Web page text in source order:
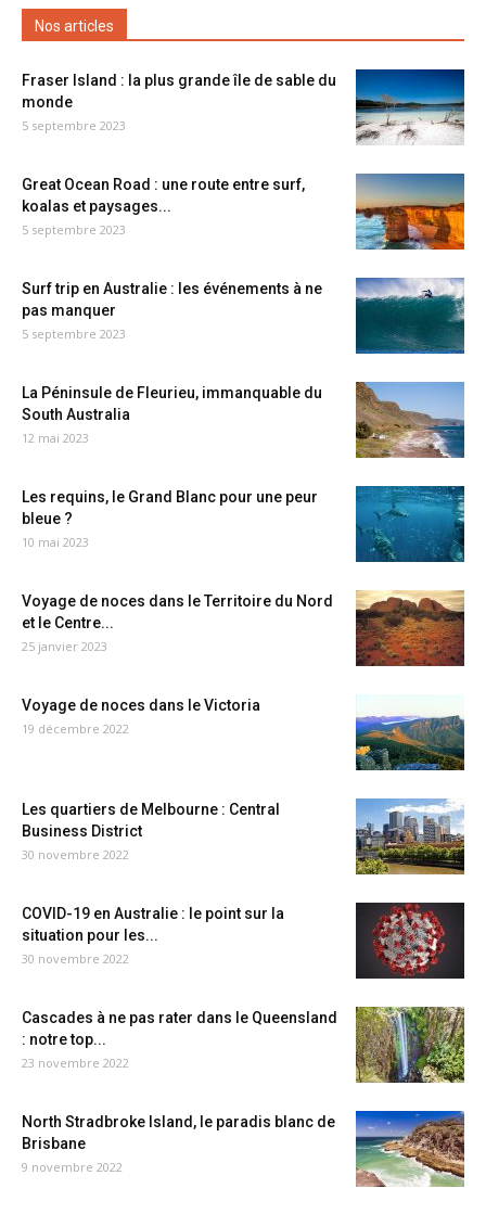
Nos articles
Fraser Island : la plus grande île de sable du
monde
5 septembre 2023
Great Ocean Road : une route entre surf,
koalas et paysages...
5 septembre 2023
Surf trip en Australie : les événements à ne
pas manquer
5 septembre 2023
La Péninsule de Fleurieu, immanquable du
South Australia
12 mai 2023
Les requins, le Grand Blanc pour une peur
bleue ?
10 mai 2023
Voyage de noces dans le Territoire du Nord
et le Centre...
25 janvier 2023
Voyage de noces dans le Victoria
19 décembre 2022
Les quartiers de Melbourne : Central
Business District
30 novembre 2022
COVID-19 en Australie : le point sur la
situation pour les...
30 novembre 2022
Cascades à ne pas rater dans le Queensland
: notre top...
23 novembre 2022
North Stradbroke Island, le paradis blanc de
Brisbane
9 novembre 2022